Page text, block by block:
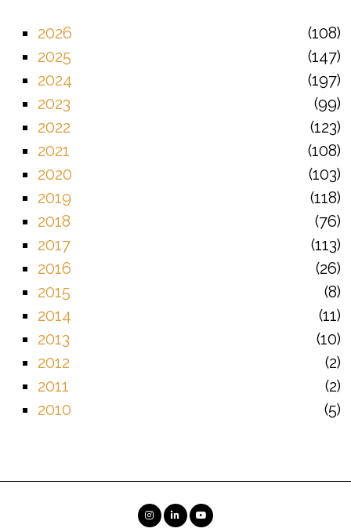
2026
108
2025
147
2024
197
2023
99
2022
123
2021
108
2020
103
2019
118
2018
76
2017
113
2016
26
2015
8
2014
11
2013
10
2012
2
2011
2
2010
5